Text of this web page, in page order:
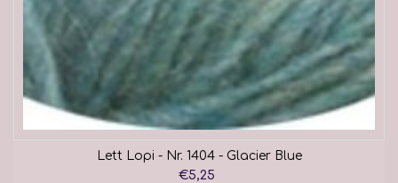
Lett Lopi - Nr. 1404 - Glacier Blue
€5,25